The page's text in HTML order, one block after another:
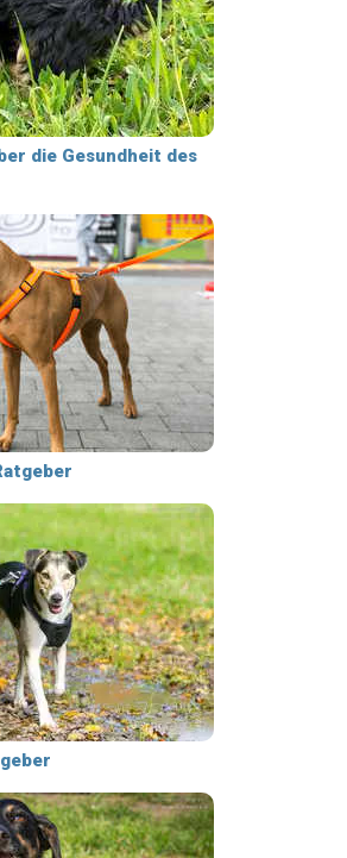
die Gesundheit des